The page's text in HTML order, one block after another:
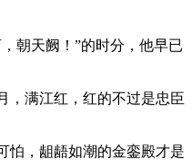
朝天阙！”的时分，他早已
，满江红，红的不过是忠臣
怕，龃龉如潮的金銮殿才是